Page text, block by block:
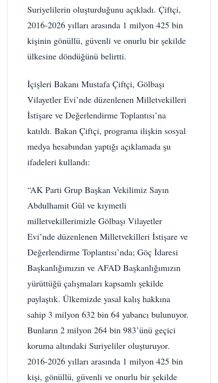
Suriyelilerin oluşturduğunu açıkladı. Çiftçi,
2016-2026 yılları arasında 1 milyon 425 bin
kişinin gönüllü, güvenli ve onurlu bir şekilde
ülkesine döndüğünü belirtti.
İçişleri Bakanı Mustafa Çiftçi, Gölbaşı
Vilayetler Evi’nde düzenlenen Milletvekilleri
İstişare ve Değerlendirme Toplantısı’na
katıldı. Bakan Çiftçi, programa ilişkin sosyal
medya hesabından yaptığı açıklamada şu
ifadeleri kullandı:
“AK Parti Grup Başkan Vekilimiz Sayın
Abdulhamit Gül ve kıymetli
milletvekillerimizle Gölbaşı Vilayetler
Evi’nde düzenlenen Milletvekilleri İstişare ve
Değerlendirme Toplantısı’nda; Göç İdaresi
Başkanlığımızın ve AFAD Başkanlığımızın
yürüttüğü çalışmaları kapsamlı şekilde
paylaştık. Ülkemizde yasal kalış hakkına
sahip 3 milyon 632 bin 64 yabancı bulunuyor.
Bunların 2 milyon 264 bin 983’ünü geçici
koruma altındaki Suriyeliler oluşturuyor.
2016-2026 yılları arasında 1 milyon 425 bin
kişi, gönüllü, güvenli ve onurlu bir şekilde